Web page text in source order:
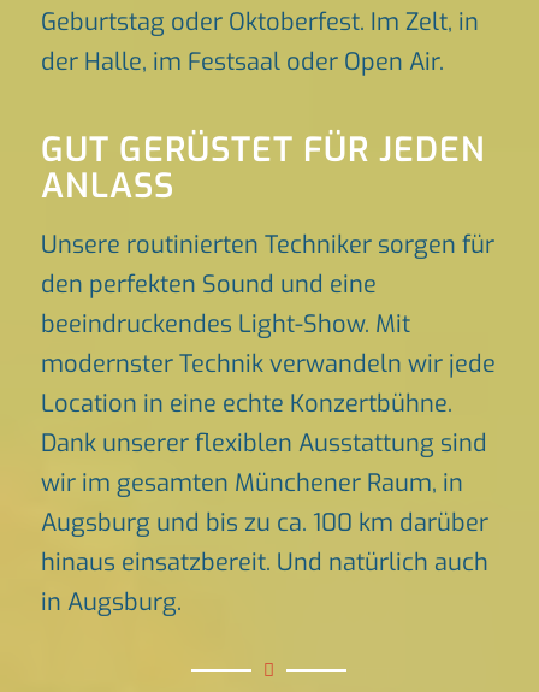
Geburtstag oder Oktoberfest. Im Zelt, in
der Halle, im Festsaal oder Open Air.
GUT GERÜSTET FÜR JEDEN
ANLASS
Unsere routinierten Techniker sorgen für
den perfekten Sound und eine
beeindruckendes Light-Show. Mit
modernster Technik verwandeln wir jede
Location in eine echte Konzertbühne.
Dank unserer flexiblen Ausstattung sind
wir im gesamten Münchener Raum, in
Augsburg und bis zu ca. 100 km darüber
hinaus einsatzbereit. Und natürlich auch
in Augsburg.